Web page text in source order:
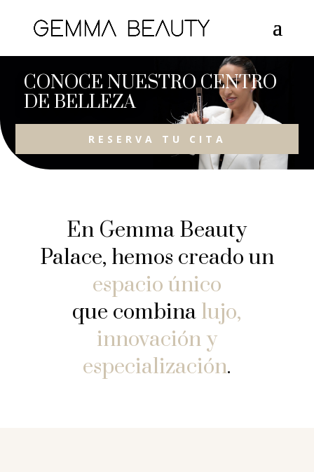
CONOCE NUESTRO CENTRO
DE BELLEZA
RESERVA TU CITA
En Gemma Beauty
Palace, hemos creado un
espacio único
que combina lujo,
innovación y
especialización.